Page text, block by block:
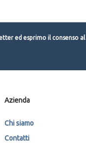
ed esprimo il consenso al
Azienda
Chi siamo
Contatti